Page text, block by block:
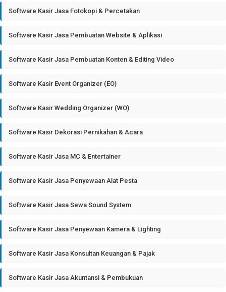
Software Kasir Jasa Fotokopi & Percetakan
Software Kasir Jasa Pembuatan Website & Aplikasi
Software Kasir Jasa Pembuatan Konten & Editing Video
Software Kasir Event Organizer (EO)
Software Kasir Wedding Organizer (WO)
Software Kasir Dekorasi Pernikahan & Acara
Software Kasir Jasa MC & Entertainer
Software Kasir Jasa Penyewaan Alat Pesta
Software Kasir Jasa Sewa Sound System
Software Kasir Jasa Penyewaan Kamera & Lighting
Software Kasir Jasa Konsultan Keuangan & Pajak
Software Kasir Jasa Akuntansi & Pembukuan